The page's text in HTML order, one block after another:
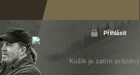
Přihlásit
Košík je zatím prázdný